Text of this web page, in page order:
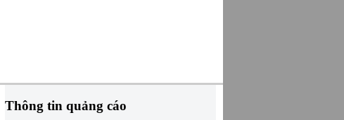
Thông tin quảng cáo